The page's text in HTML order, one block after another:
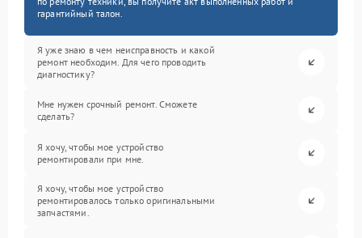
гарантийный талон.
Я уже знаю в чем неисправность и какой
ремонт необходим. Для чего проводить
диагностику?
Мне нужен срочный ремонт. Сможете
сделать?
Я хочу, чтобы мое устройство
ремонтировали при мне.
Я хочу, чтобы мое устройство
ремонтировалось только оригинальными
запчастями.